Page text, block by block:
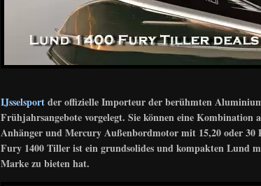
IJsselsportder offizielle Importeur der berühmten
Frühjahrsangebote vorgelegt. Sie können eine
Anhänger und Mercury Außenbordmotor mit 15,20 oder
Fury 1400 Tiller ist ein grundsolides und kompakten Lund
Marke zu bieten hat.